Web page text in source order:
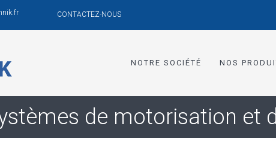
CONTACTEZ-NOUS
NOTRE SOCIÉTÉ NOS
de motorisation et